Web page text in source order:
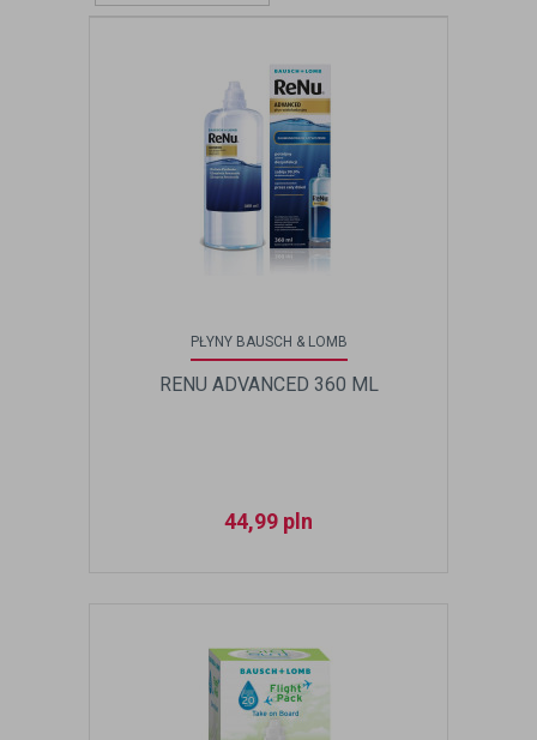
PŁYNY BAUSCH & LOMB
RENU ADVANCED 360 ML
44,99 pln